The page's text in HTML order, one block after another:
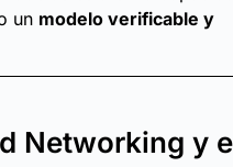
un modelo verificable y
Networking y